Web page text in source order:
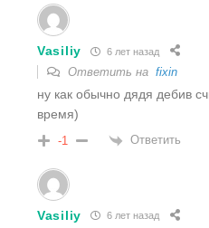
Vasiliy 6 лет назад
Ответить на fixin
ну как обычно дядя дебив
время)
-1 Ответить
Vasiliy 6 лет назад